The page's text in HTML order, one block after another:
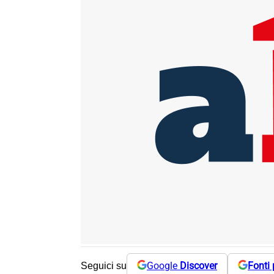
Seguici su Google Discover Fonti